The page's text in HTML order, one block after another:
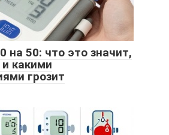
на 50: что это значит,
какими
грозит